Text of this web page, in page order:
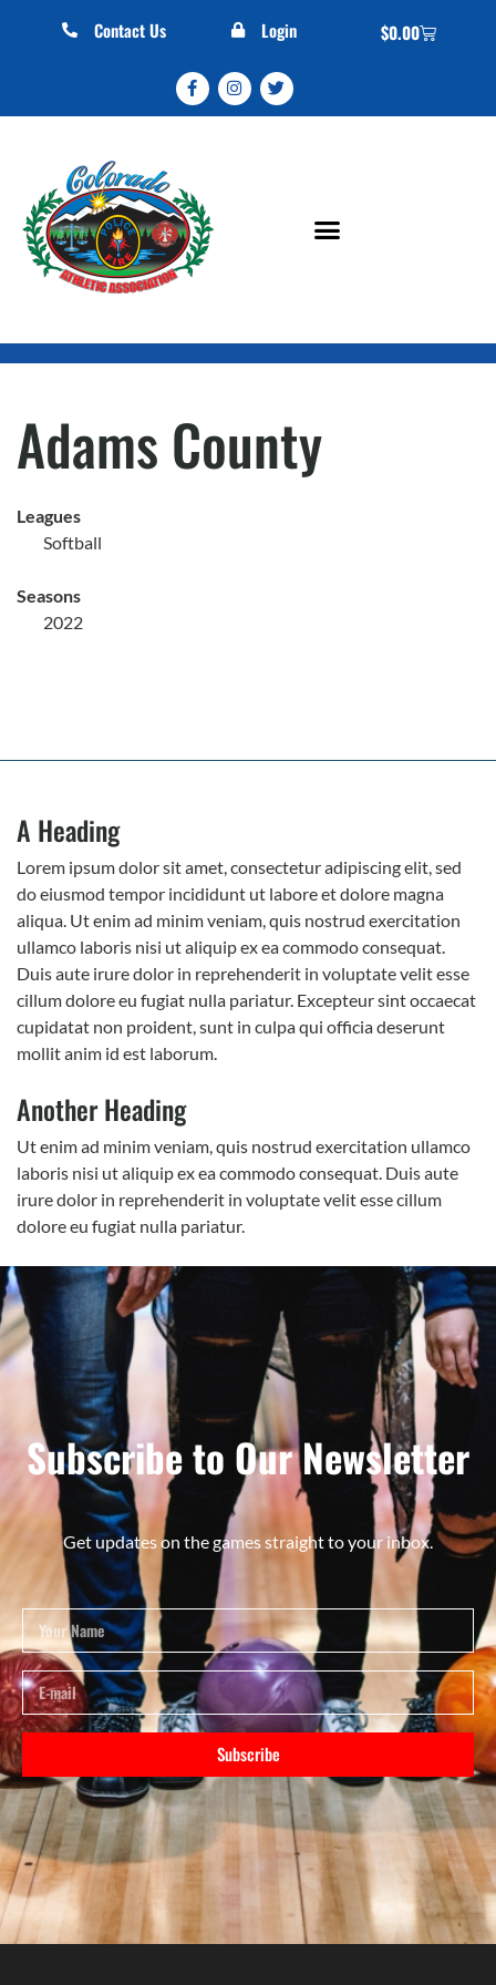
Contact Us Login $0.00
Adams County
Leagues
Softball
Seasons
2022
A Heading
Lorem ipsum dolor sit amet, consectetur adipiscing elit, sed
do eiusmod tempor incididunt ut labore et dolore magna
aliqua. Ut enim ad minim veniam, quis nostrud exercitation
ullamco laboris nisi ut aliquip ex ea commodo consequat.
Duis aute irure dolor in reprehenderit in voluptate velit esse
cillum dolore eu fugiat nulla pariatur. Excepteur sint occaecat
cupidatat non proident, sunt in culpa qui officia deserunt
mollit anim id est laborum.
Another Heading
Ut enim ad minim veniam, quis nostrud exercitation ullamco
laboris nisi ut aliquip ex ea commodo consequat. Duis aute
irure dolor in reprehenderit in voluptate velit esse cillum
dolore eu fugiat nulla pariatur.
Subscribe to Our Newsletter
Get updates on the games straight to your inbox.
Subscribe